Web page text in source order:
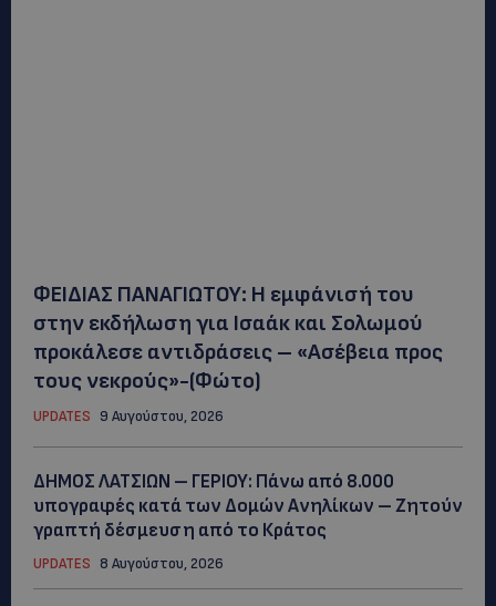
ΦΕΙΔΙΑΣ ΠΑΝΑΓΙΩΤΟΥ: Η εμφάνισή του
στην εκδήλωση για Ισαάκ και Σολωμού
προκάλεσε αντιδράσεις – «Ασέβεια προς
τους νεκρούς»-(Φώτο)
UPDATES 9 Αυγούστου, 2026
ΔΗΜΟΣ ΛΑΤΣΙΩΝ – ΓΕΡΙΟΥ: Πάνω από 8.000
υπογραφές κατά των Δομών Ανηλίκων – Ζητούν
γραπτή δέσμευση από το Κράτος
UPDATES 8 Αυγούστου, 2026